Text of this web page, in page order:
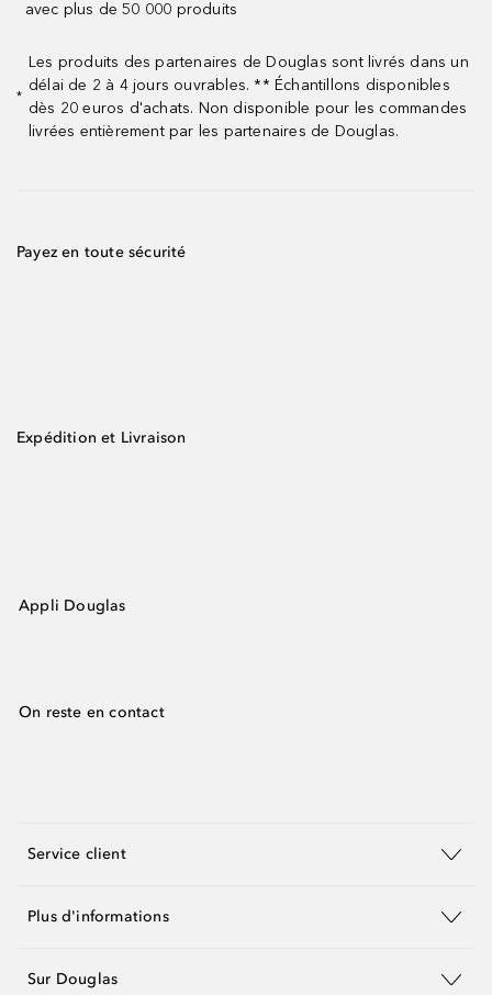
avec plus de 50 000 produits
*
Les produits des partenaires de Douglas sont livrés dans un
délai de 2 à 4 jours ouvrables. ** Échantillons disponibles
dès 20 euros d'achats. Non disponible pour les commandes
livrées entièrement par les partenaires de Douglas.
Payez en toute sécurité
Expédition et Livraison
Appli Douglas
On reste en contact
Service client
Plus d'informations
Sur Douglas